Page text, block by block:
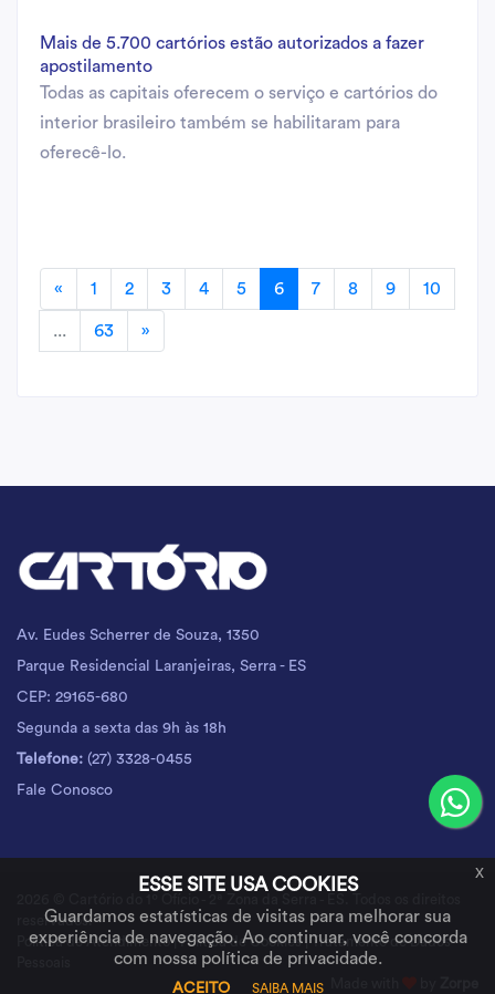
Mais de 5.700 cartórios estão autorizados a fazer
apostilamento
Todas as capitais oferecem o serviço e cartórios do
interior brasileiro também se habilitaram para
oferecê-lo.
« 1 2 3 4 5 6 7 8 9 10
... 63 »
Av. Eudes Scherrer de Souza, 1350
Parque Residencial Laranjeiras, Serra - ES
CEP: 29165-680
Segunda a sexta das 9h às 18h
Telefone: (27) 3328-0455
Fale Conosco
reservados.
Política de Atendimento|Política de Cookies|Tratamento de Dados
ESSE SITE USA COOKIES
Guardamos estatísticas de visitas para melhorar sua
experiência de navegação. Ao continuar, você concorda
com nossa política de privacidade.
ACEITO SAIBA MAIS
x